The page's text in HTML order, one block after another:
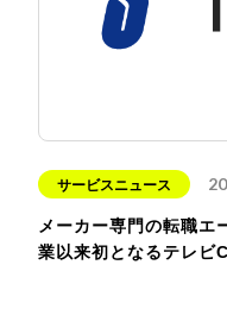
サービスニュース
メーカー専門の転職
業以来初となるテレビ